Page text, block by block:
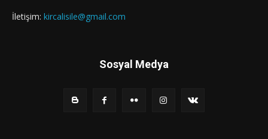
İletişim: kircalisile@gmail.com
Sosyal Medya